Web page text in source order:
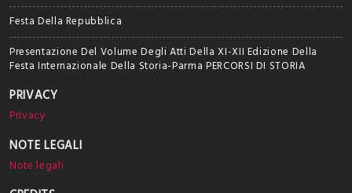
Festa Della Repubblica
Presentazione Del Volume Degli Atti Della XI-XII Edizione Della
Festa Internazionale Della Storia-Parma PERCORSI DI STORIA
PRIVACY
Privacy
NOTE LEGALI
Note legali